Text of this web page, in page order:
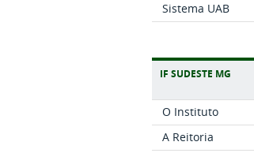
Sistema UAB
IF SUDESTE MG
O Instituto
A Reitoria